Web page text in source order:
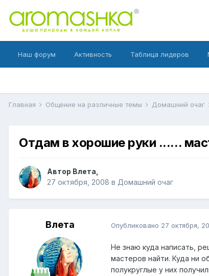
Наш форум Активность Таблица лидеров
Главная Общение на различные темы Домашний очаг
Отдам в хорошие руки ......
Автор Влета
27 октября, 2008 в Домашний очаг
Влета Опубликовано 27 октября,
Не знаю куда написать,
мастеров найти. Куда ни
полукруглые у них